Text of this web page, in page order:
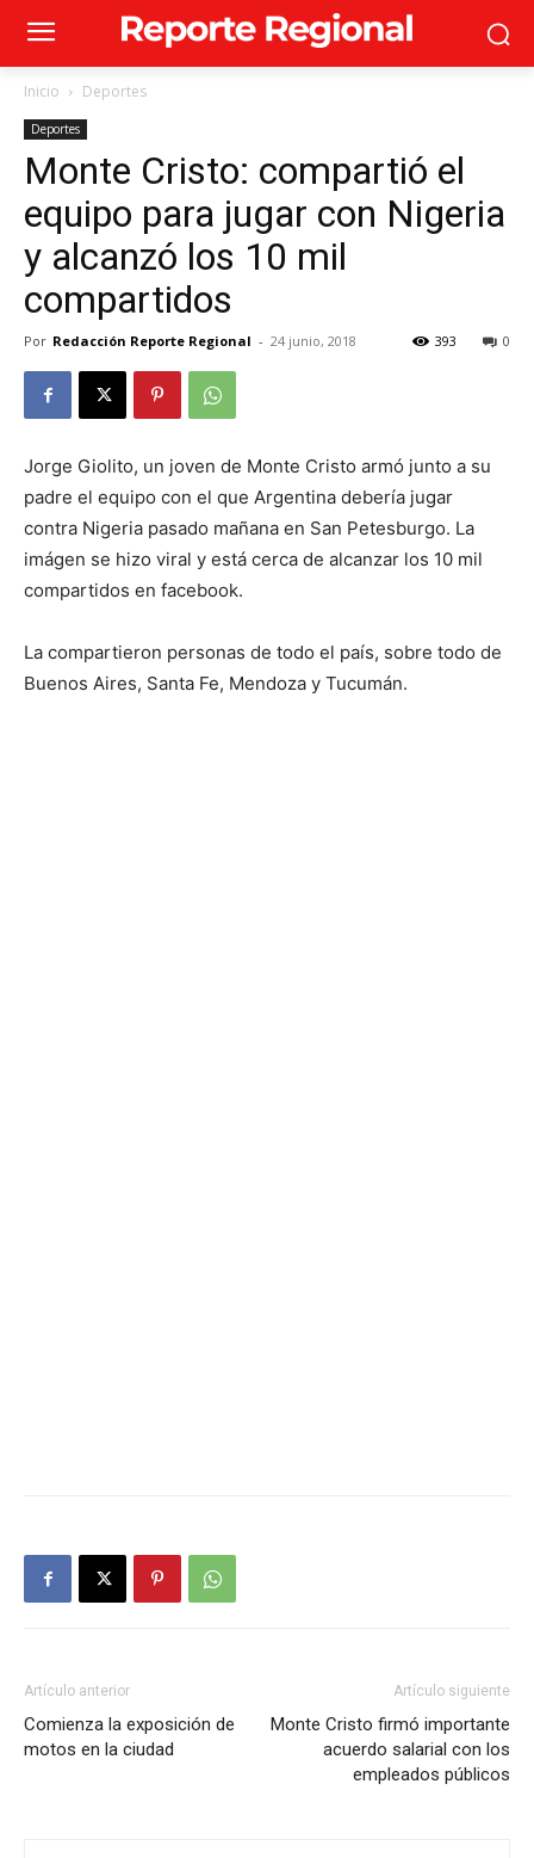
Inicio Deportes
Deportes
Monte Cristo: compartió el
equipo para jugar con Nigeria
y alcanzó los 10 mil
compartidos
Por Redacción Reporte Regional - 24 junio, 2018 0
393
Jorge Giolito, un joven de Monte Cristo armó junto a su
padre el equipo con el que Argentina debería jugar
contra Nigeria pasado mañana en San Petesburgo. La
imágen se hizo viral y está cerca de alcanzar los 10 mil
compartidos en facebook.
La compartieron personas de todo el país, sobre todo de
Buenos Aires, Santa Fe, Mendoza y Tucumán.
Artículo anterior
Comienza la exposición de
motos en la ciudad
Artículo siguiente
Monte Cristo firmó importante
acuerdo salarial con los
empleados públicos